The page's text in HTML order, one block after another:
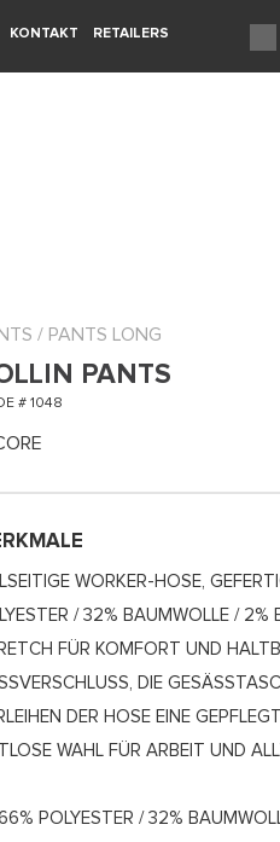
KONTAKT RETAILERS
/ PANTS LONG
PANTS
# 1048
WORKER-HOSE,
/ 32% BAUMWOLLE / 2%
FÜR KOMFORT UND
DIE
DER HOSE EINE
WAHL FÜR ARBEIT UND
POLYESTER / 32%